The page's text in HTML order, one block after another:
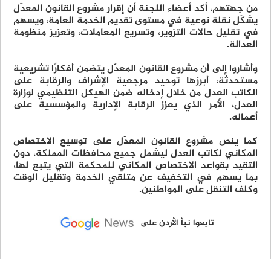
من جهتهم، أكد أعضاء اللجنة أن إقرار مشروع القانون المعدّل
يشكّل نقلة نوعية في مستوى تقديم الخدمة العامة، ويسهم
في تقليل حالات التزوير، وتسريع المعاملات، وتعزيز منظومة
العدالة.
وأشاروا إلى أن مشروع القانون المعدّل يتضمن أفكارًا تشريعية
مستحدثة، أبرزها توحيد مرجعية الإشراف والرقابة على
الكاتب العدل من خلال إدخاله ضمن الهيكل التنظيمي لوزارة
العدل، الأمر الذي يعزز الرقابة الإدارية والمؤسسية على
أعماله.
كما ينص مشروع القانون المعدّل على توسيع الاختصاص
المكاني لكاتب العدل ليشمل جميع محافظات المملكة، دون
التقيد بقواعد الاختصاص المكاني للمحكمة التي يتبع لها،
بما يسهم في التخفيف عن متلقي الخدمة وتقليل الوقت
وكلف التنقل على المواطنين.
تابعوا نبأ الأردن على